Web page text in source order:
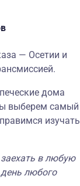
— Осетии и
дома
выберем самый
изучать
в любую
любого